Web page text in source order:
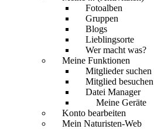
Fotoalben
Gruppen
Blogs
Lieblingsorte
Wer macht was?
Meine Funktionen
Mitglieder suchen
Mitglied besuchen
Datei Manager
Meine Geräte
Konto bearbeiten
Mein Naturisten-Web